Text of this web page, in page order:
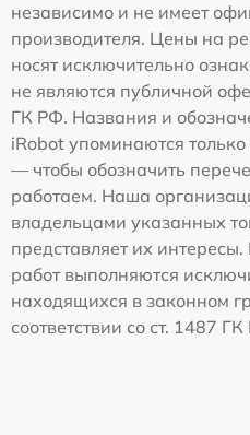
независимо и не имеет
производителя. Цены на
носят исключительно
не являются публичной
ГК РФ. Названия и
iRobot упоминаются
— чтобы обозначить
работаем. Наша
владельцами указанных
представляет их
работ выполняются
находящихся в законном
соответствии со ст. 1487